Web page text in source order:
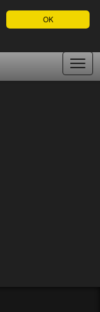
OK